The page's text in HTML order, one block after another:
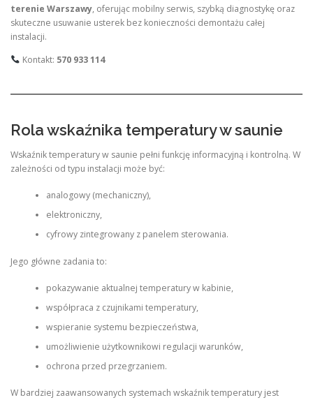
terenie Warszawy, oferując mobilny serwis, szybką diagnostykę oraz
skuteczne usuwanie usterek bez konieczności demontażu całej
instalacji.
Kontakt: 570 933 114
Rola wskaźnika temperatury w saunie
Wskaźnik temperatury w saunie pełni funkcję informacyjną i kontrolną. W
zależności od typu instalacji może być:
analogowy (mechaniczny),
elektroniczny,
cyfrowy zintegrowany z panelem sterowania.
Jego główne zadania to:
pokazywanie aktualnej temperatury w kabinie,
współpraca z czujnikami temperatury,
wspieranie systemu bezpieczeństwa,
umożliwienie użytkownikowi regulacji warunków,
ochrona przed przegrzaniem.
W bardziej zaawansowanych systemach wskaźnik temperatury jest